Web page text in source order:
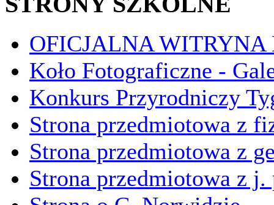
OFICJALNA
Koło Fotograficzne -
Konkurs Przyrodniczy
Strona przedmiotowa z
Strona przedmiotowa z
Strona przedmiotowa z j.